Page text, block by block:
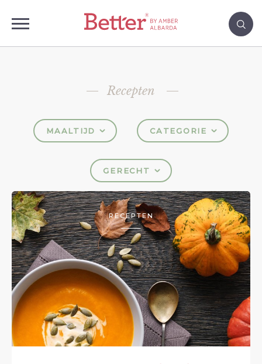
Recepten
MAALTIJD CATEGORIE
GERECHT
RECEPTEN